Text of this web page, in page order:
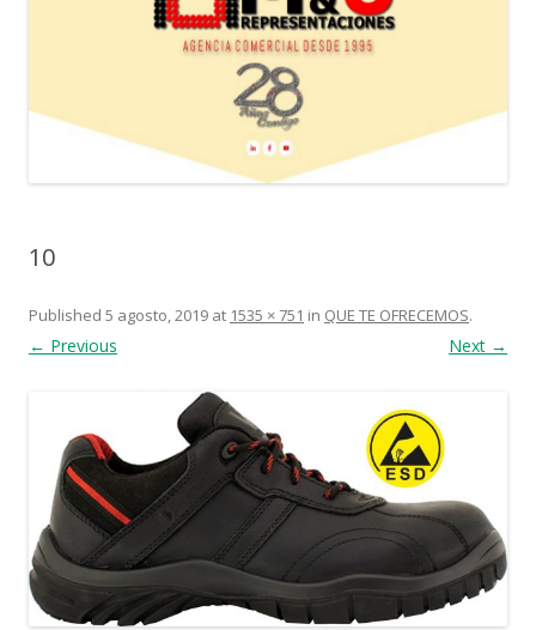
10
Published 5 agosto, 2019 at 1535 × 751 in QUE TE OFRECEMOS.
← Previous Next →